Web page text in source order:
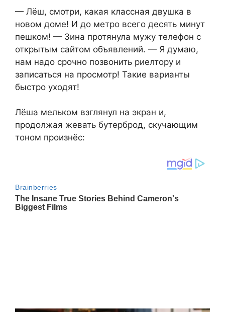
— Лёш, смотри, какая классная двушка в
новом доме! И до метро всего десять минут
пешком! — Зина протянула мужу телефон с
открытым сайтом объявлений. — Я думаю,
нам надо срочно позвонить риелтору и
записаться на просмотр! Такие варианты
быстро уходят!
Лёша мельком взглянул на экран и,
продолжая жевать бутерброд, скучающим
тоном произнёс: